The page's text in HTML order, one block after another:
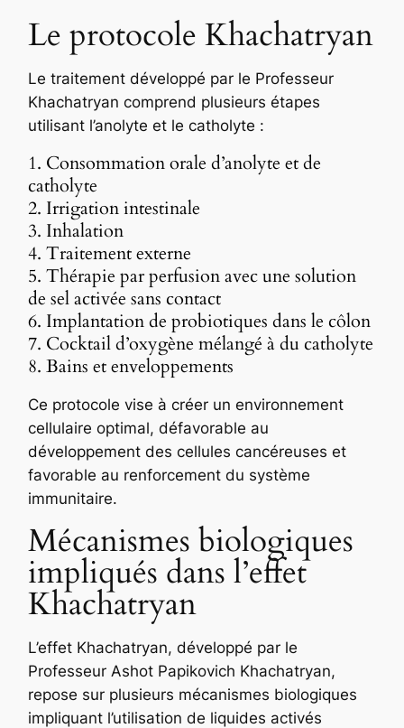
Le protocole Khachatryan
Le traitement développé par le Professeur
Khachatryan comprend plusieurs étapes
utilisant l’anolyte et le catholyte :
1. Consommation orale d’anolyte et de
catholyte
2. Irrigation intestinale
3. Inhalation
4. Traitement externe
5. Thérapie par perfusion avec une solution
de sel activée sans contact
6. Implantation de probiotiques dans le côlon
7. Cocktail d’oxygène mélangé à du catholyte
8. Bains et enveloppements
Ce protocole vise à créer un environnement
cellulaire optimal, défavorable au
développement des cellules cancéreuses et
favorable au renforcement du système
immunitaire.
Mécanismes biologiques
impliqués dans l’effet
Khachatryan
L’effet Khachatryan, développé par le
Professeur Ashot Papikovich Khachatryan,
repose sur plusieurs mécanismes biologiques
impliquant l’utilisation de liquides activés